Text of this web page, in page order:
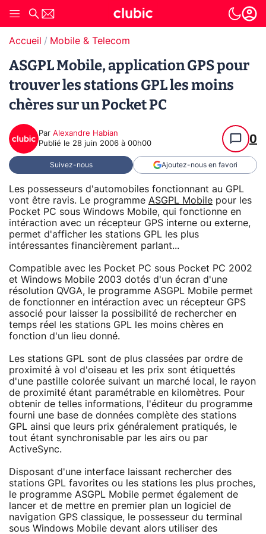
Accueil Mobile & Telecom
ASGPL Mobile, application GPS pour
trouver les stations GPL les moins
chères sur un Pocket PC
Par Alexandre Habian
Publié le 28 juin 2006 à 00h00 0
Suivez-nous Ajoutez-nous en favori
Les possesseurs d'automobiles fonctionnant au GPL
vont être ravis. Le programme ASGPL Mobile pour les
Pocket PC sous Windows Mobile, qui fonctionne en
intéraction avec un récepteur GPS interne ou externe,
permet d'afficher les stations GPL les plus
intéressantes financièrement parlant...
Compatible avec les Pocket PC sous Pocket PC 2002
et Windows Mobile 2003 dotés d'un écran d'une
résolution QVGA, le programme ASGPL Mobile permet
de fonctionner en intéraction avec un récepteur GPS
associé pour laisser la possibilité de rechercher en
temps réel les stations GPL les moins chères en
fonction d'un lieu donné.
Les stations GPL sont de plus classées par ordre de
proximité à vol d'oiseau et les prix sont étiquettés
d'une pastille colorée suivant un marché local, le rayon
de proximité étant paramétrable en kilomètres. Pour
obtenir de telles informations, l'éditeur du programme
fourni une base de données complète des stations
GPL ainsi que leurs prix généralement pratiqués, le
tout étant synchronisable par les airs ou par
ActiveSync.
Disposant d'une interface laissant rechercher des
stations GPL favorites ou les stations les plus proches,
le programme ASGPL Mobile permet également de
lancer et de mettre en premier plan un logiciel de
navigation GPS classique, le possesseur du terminal
sous Windows Mobile devant alors utiliser des